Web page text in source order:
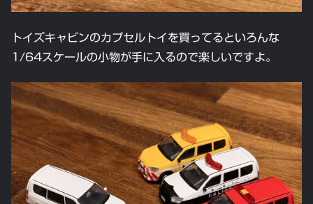
トイズキャビンのカプセルトイを買ってるといろんな
1/64スケールの小物が手に入るので楽しいですよ。